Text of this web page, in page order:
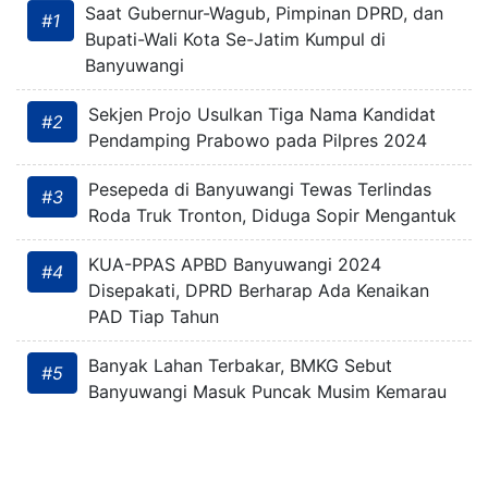
#1
Saat Gubernur-Wagub, Pimpinan DPRD, dan
Bupati-Wali Kota Se-Jatim Kumpul di
Banyuwangi
#2
Sekjen Projo Usulkan Tiga Nama Kandidat
Pendamping Prabowo pada Pilpres 2024
#3
Pesepeda di Banyuwangi Tewas Terlindas
Roda Truk Tronton, Diduga Sopir Mengantuk
#4
KUA-PPAS APBD Banyuwangi 2024
Disepakati, DPRD Berharap Ada Kenaikan
PAD Tiap Tahun
#5
Banyak Lahan Terbakar, BMKG Sebut
Banyuwangi Masuk Puncak Musim Kemarau